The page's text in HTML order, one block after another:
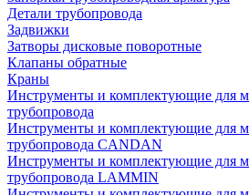
Детали трубопровода
Задвижки
Затворы дисковые поворотные
Клапаны обратные
Краны
Инструменты и комплектующие для
трубопровода
Инструменты и комплектующие для
трубопровода CANDAN
Инструменты и комплектующие для
трубопровода LAMMIN